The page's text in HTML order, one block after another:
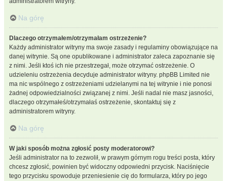
Na górę
Dlaczego otrzymałem/otrzymałam ostrzeżenie?
Każdy administrator witryny ma swoje zasady i regulaminy obowiązujące na
danej witrynie. Są one opublikowane i administrator zaleca zapoznanie się
z nimi. Jeśli ktoś ich nie przestrzegał, może otrzymać ostrzeżenie. O
udzieleniu ostrzeżenia decyduje administrator witryny. phpBB Limited nie
ma nic wspólnego z ostrzeżeniami udzielanymi na tej witrynie i nie ponosi
żadnej odpowiedzialności związanej z nimi. Jeśli nadal nie masz jasności,
dlaczego otrzymałeś/otrzymałaś ostrzeżenie, skontaktuj się z
administratorem witryny.
Na górę
W jaki sposób można zgłosić posty moderatorowi?
Jeśli administrator na to zezwolił, w prawym górnym rogu treści posta, który
chcesz zgłosić, powinien być widoczny odpowiedni przycisk. Naciśnięcie
tego przycisku spowoduje przeniesienie cię do formularza, który po jego